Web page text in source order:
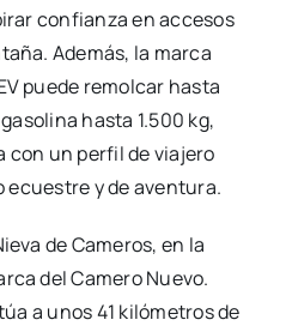
confianza en accesos
Además, la marca
puede remolcar hasta
hasta 1.500 kg,
con un perfil de viajero
y de aventura.
de Cameros, en la
del Camero Nuevo.
a unos 41 kilómetros de